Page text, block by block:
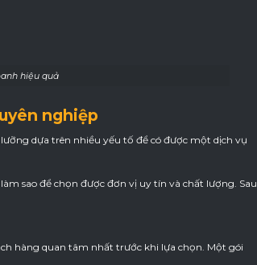
hiệu quả
nghiệp
dựa trên nhiều yếu tố để có được một dịch vụ
sao để chọn được đơn vị uy tín và chất lượng. Sau
hàng quan tâm nhất trước khi lựa chọn. Một gói